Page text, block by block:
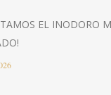
EL INODORO